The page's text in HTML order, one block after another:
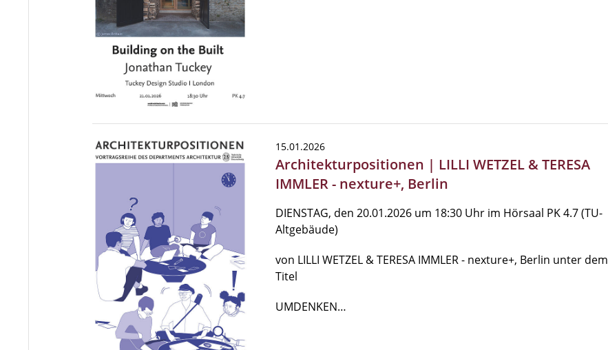
15.01.2026
Architekturpositionen | LILLI WETZEL & TERESA
IMMLER - nexture+, Berlin
DIENSTAG, den 20.01.2026 um 18:30 Uhr im Hörsaal PK 4.7 (TU-
Altgebäude)
von LILLI WETZEL & TERESA IMMLER - nexture+, Berlin unter dem
Titel
UMDENKEN…